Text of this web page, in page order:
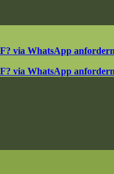
via WhatsApp
via WhatsApp